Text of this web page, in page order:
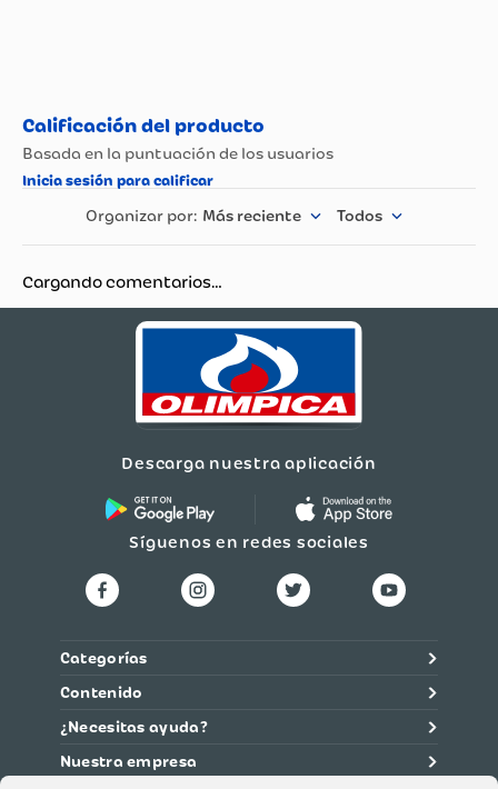
Más reciente Todos
Cargando comentarios…
Descarga nuestra aplicación
Síguenos en redes sociales
Categorías
Contenido
¿Necesitas ayuda?
Nuestra empresa